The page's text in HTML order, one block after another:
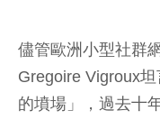
儘管歐洲小型社群
Gregoire Vigroux
的墳場」，過去十